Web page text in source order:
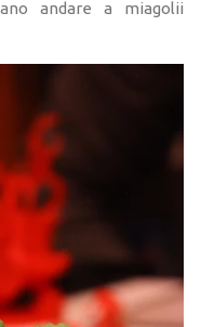
andare a miagolii